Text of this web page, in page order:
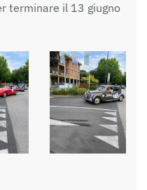
terminare il 13 giugno